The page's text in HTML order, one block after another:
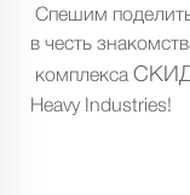
Спешим
в честь
комплекса
Heavy Industries!